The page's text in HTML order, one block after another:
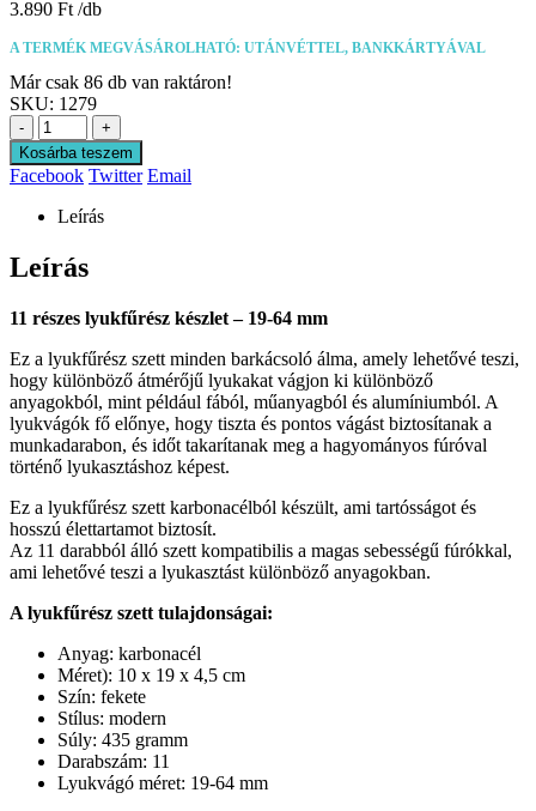
3.890 Ft
A TERMÉK MEGVÁSÁROLHATÓ: UTÁNVÉTTEL, BANKKÁRTYÁVAL
Már csak 86 db van raktáron!
SKU: 1279
-
+
Kosárba teszem
Facebook Twitter Email
Leírás
Leírás
11 részes lyukfűrész készlet – 19-64 mm
Ez a lyukfűrész szett minden barkácsoló álma, amely lehetővé teszi,
hogy különböző átmérőjű lyukakat vágjon ki különböző
anyagokból, mint például fából, műanyagból és alumíniumból. A
lyukvágók fő előnye, hogy tiszta és pontos vágást biztosítanak a
munkadarabon, és időt takarítanak meg a hagyományos fúróval
történő lyukasztáshoz képest.
Ez a lyukfűrész szett karbonacélból készült, ami tartósságot és
hosszú élettartamot biztosít.
Az 11 darabból álló szett kompatibilis a magas sebességű fúrókkal,
ami lehetővé teszi a lyukasztást különböző anyagokban.
A lyukfűrész szett tulajdonságai:
Anyag: karbonacél
Méret): 10 x 19 x 4,5 cm
Szín: fekete
Stílus: modern
Súly: 435 gramm
Darabszám: 11
Lyukvágó méret: 19-64 mm